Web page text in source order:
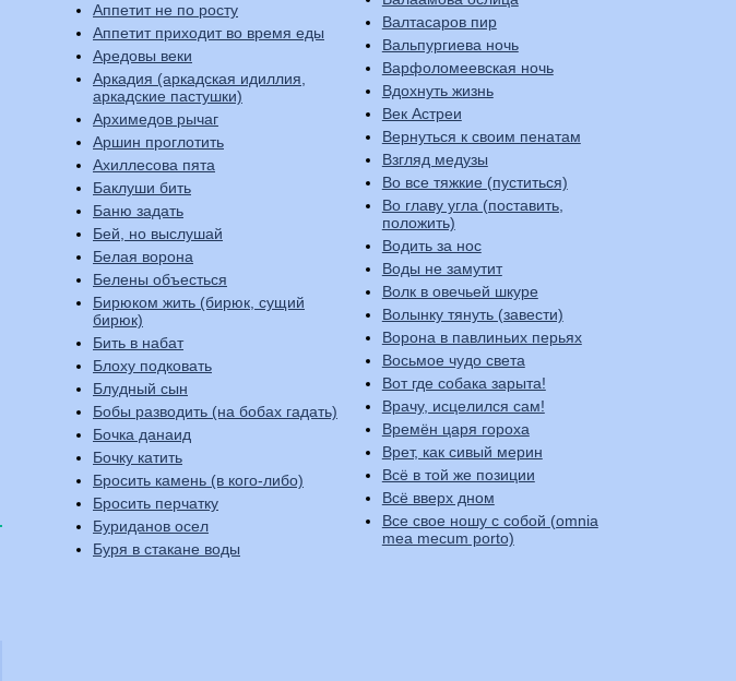
Аппетит не по росту
Аппетит приходит во время еды
Аредовы веки
Аркадия (аркадская идиллия,
аркадские пастушки)
Архимедов рычаг
Аршин проглотить
Ахиллесова пята
Баклуши бить
Баню задать
Бей, но выслушай
Белая ворона
Белены объесться
Бирюком жить (бирюк, сущий
бирюк)
Бить в набат
Блоху подковать
Блудный сын
Бобы разводить (на бобах гадать)
Бочка данаид
Бочку катить
Бросить камень (в кого-либо)
Бросить перчатку
Буриданов осел
Буря в стакане воды
Валтасаров пир
Вальпургиева ночь
Варфоломеевская ночь
Вдохнуть жизнь
Век Астреи
Вернуться к своим пенатам
Взгляд медузы
Во все тяжкие (пуститься)
Во главу угла (поставить,
положить)
Водить за нос
Воды не замутит
Волк в овечьей шкуре
Волынку тянуть (завести)
Ворона в павлиньих перьях
Восьмое чудо света
Вот где собака зарыта!
Врачу, исцелился сам!
Времён царя гороха
Врет, как сивый мерин
Всё в той же позиции
Всё вверх дном
Все свое ношу с собой (omnia
mea mecum porto)